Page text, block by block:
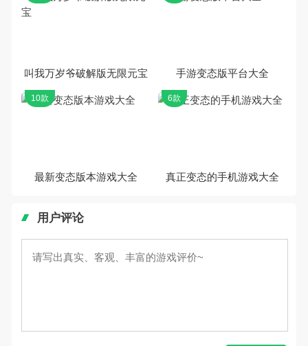
叫我万岁爷破解版无限元宝 手游变态版平台大全
最新变态版本游戏大全
10款
真正变态的手机游戏大全
6款
用户评论